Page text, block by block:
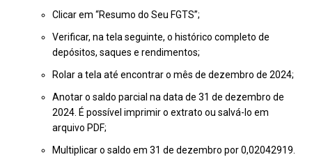
Clicar em “Resumo do Seu FGTS”;
Verificar, na tela seguinte, o histórico completo de
depósitos, saques e rendimentos;
Rolar a tela até encontrar o mês de dezembro de 2024;
Anotar o saldo parcial na data de 31 de dezembro de
2024. É possível imprimir o extrato ou salvá-lo em
arquivo PDF;
Multiplicar o saldo em 31 de dezembro por 0,02042919.